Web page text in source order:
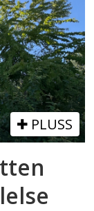
PLUSS